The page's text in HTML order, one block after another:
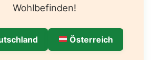
Wohlbefinden!
Österreich